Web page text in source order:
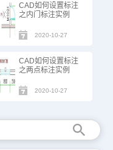
CAD如何设置标注
之内门标注实例
2020-10-27
CAD如何设置标注
之两点标注实例
2020-10-27